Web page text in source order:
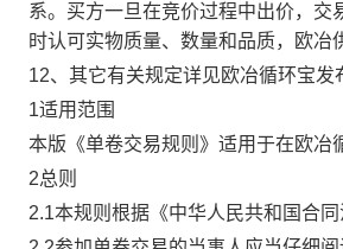
系。买方一旦在竞价过程中出价，
时认可实物质量、数量和品质，欧
12、其它有关规定详见欧冶循环宝
1适用范围
本版《单卷交易规则》适用于在欧冶
2总则
2.1本规则根据《中华人民共和国合同